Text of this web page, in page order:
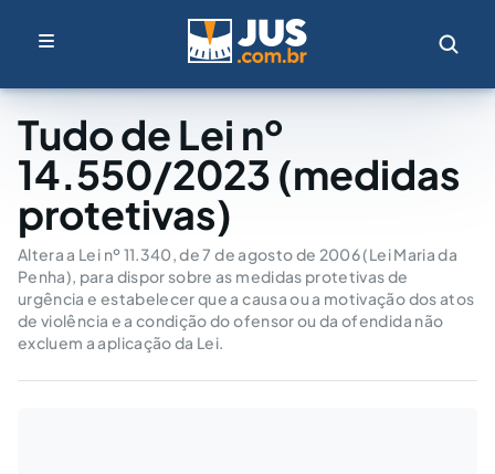
Tudo de Lei nº
14.550/2023 (medidas
protetivas)
Altera a Lei nº 11.340, de 7 de agosto de 2006 (Lei Maria da
Penha), para dispor sobre as medidas protetivas de
urgência e estabelecer que a causa ou a motivação dos atos
de violência e a condição do ofensor ou da ofendida não
excluem a aplicação da Lei.